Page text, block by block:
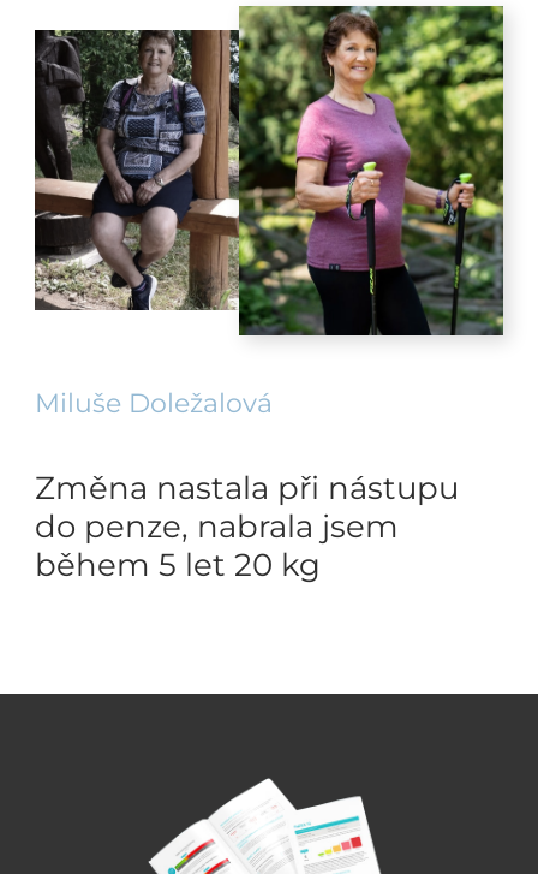
Miluše Doležalová
Změna nastala při nástupu
do penze, nabrala jsem
během 5 let 20 kg